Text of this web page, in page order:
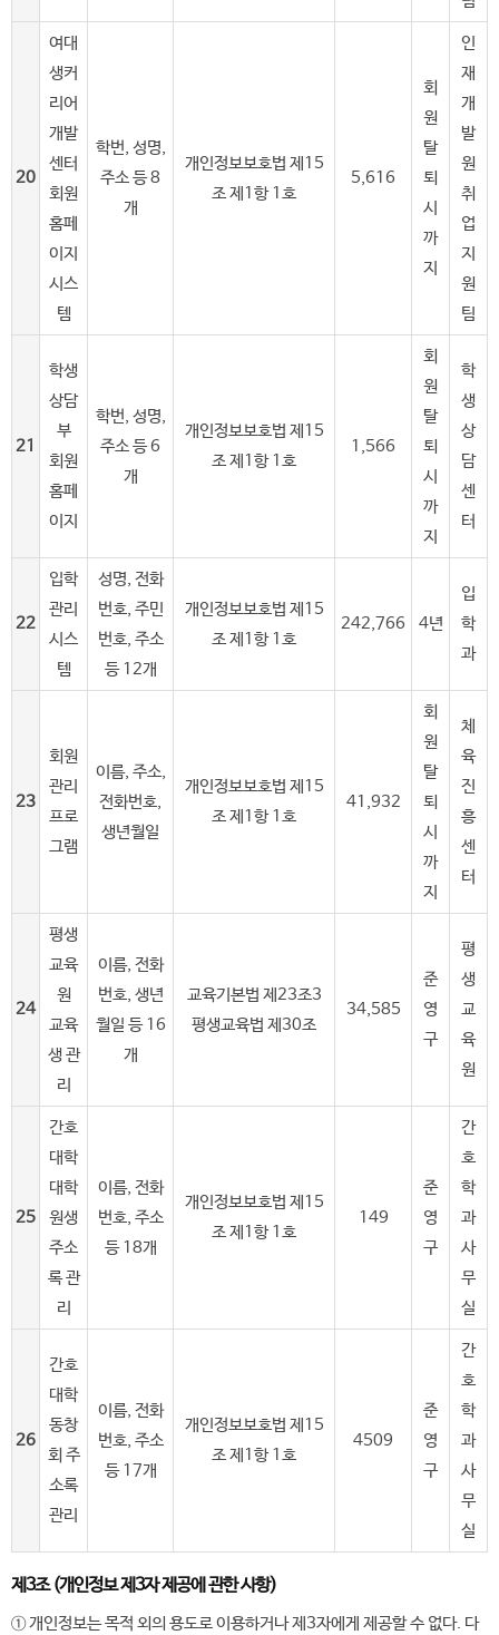
20
여대
생커
리어
개발
센터
회원
홈페
이지
시스
템
학번, 성명,
주소 등 8
개
개인정보보호법 제15
조 제1항 1호
5,616
회
원
탈
퇴
시
까
지
인
재
개
발
원
취
업
지
원
팀
21
학생
상담
부
회원
홈페
이지
학번, 성명,
주소 등 6
개
개인정보보호법 제15
조 제1항 1호
1,566
회
원
탈
퇴
시
까
지
학
생
상
담
센
터
22
입학
관리
시스
템
성명, 전화
번호, 주민
번호, 주소
등 12개
개인정보보호법 제15
조 제1항 1호
242,766 4년
입
학
과
23
회원
관리
프로
그램
이름, 주소,
전화번호,
생년월일
개인정보보호법 제15
조 제1항 1호
41,932
회
원
탈
퇴
시
까
지
체
육
진
흥
센
터
24
평생
교육
원
교육
생 관
리
이름, 전화
번호, 생년
월일 등 16
개
교육기본법 제23조3
평생교육법 제30조
34,585
준
영
구
평
생
교
육
원
25
간호
대학
대학
원생
주소
록 관
리
이름, 전화
번호, 주소
등 18개
개인정보보호법 제15
조 제1항 1호
149
준
영
구
간
호
학
과
사
무
실
26
간호
대학
동창
회 주
소록
관리
이름, 전화
번호, 주소
등 17개
개인정보보호법 제15
조 제1항 1호
4509
준
영
구
간
호
학
과
사
무
실
제3조 (개인정보 제3자 제공에 관한 사항)
① 개인정보는 목적 외의 용도로 이용하거나 제3자에게 제공할 수 없다. 다